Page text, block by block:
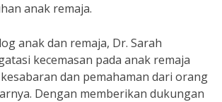
anak remaja.
anak dan remaja, Dr. Sarah
kecemasan pada anak remaja
dan pemahaman dari orang
Dengan memberikan dukungan